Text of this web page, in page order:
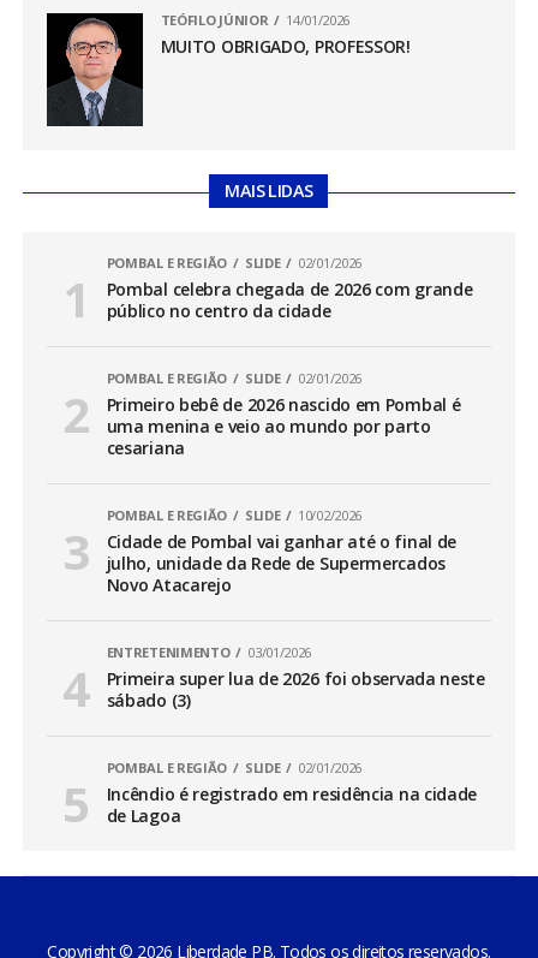
TEÓFILO JÚNIOR 14/01/2026
MUITO OBRIGADO, PROFESSOR!
MAIS LIDAS
POMBAL E REGIÃO SLIDE 02/01/2026
Pombal celebra chegada de 2026 com grande
público no centro da cidade
POMBAL E REGIÃO SLIDE 02/01/2026
Primeiro bebê de 2026 nascido em Pombal é
uma menina e veio ao mundo por parto
cesariana
POMBAL E REGIÃO SLIDE 10/02/2026
Cidade de Pombal vai ganhar até o final de
julho, unidade da Rede de Supermercados
Novo Atacarejo
ENTRETENIMENTO 03/01/2026
Primeira super lua de 2026 foi observada neste
sábado (3)
POMBAL E REGIÃO SLIDE 02/01/2026
Incêndio é registrado em residência na cidade
de Lagoa
Copyright © 2026 Liberdade PB. Todos os direitos reservados.